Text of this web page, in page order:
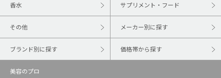
香水 サプリメント・フード
その他 メーカー別に探す
ブランド別に探す 価格帯から探す
美容のプロ